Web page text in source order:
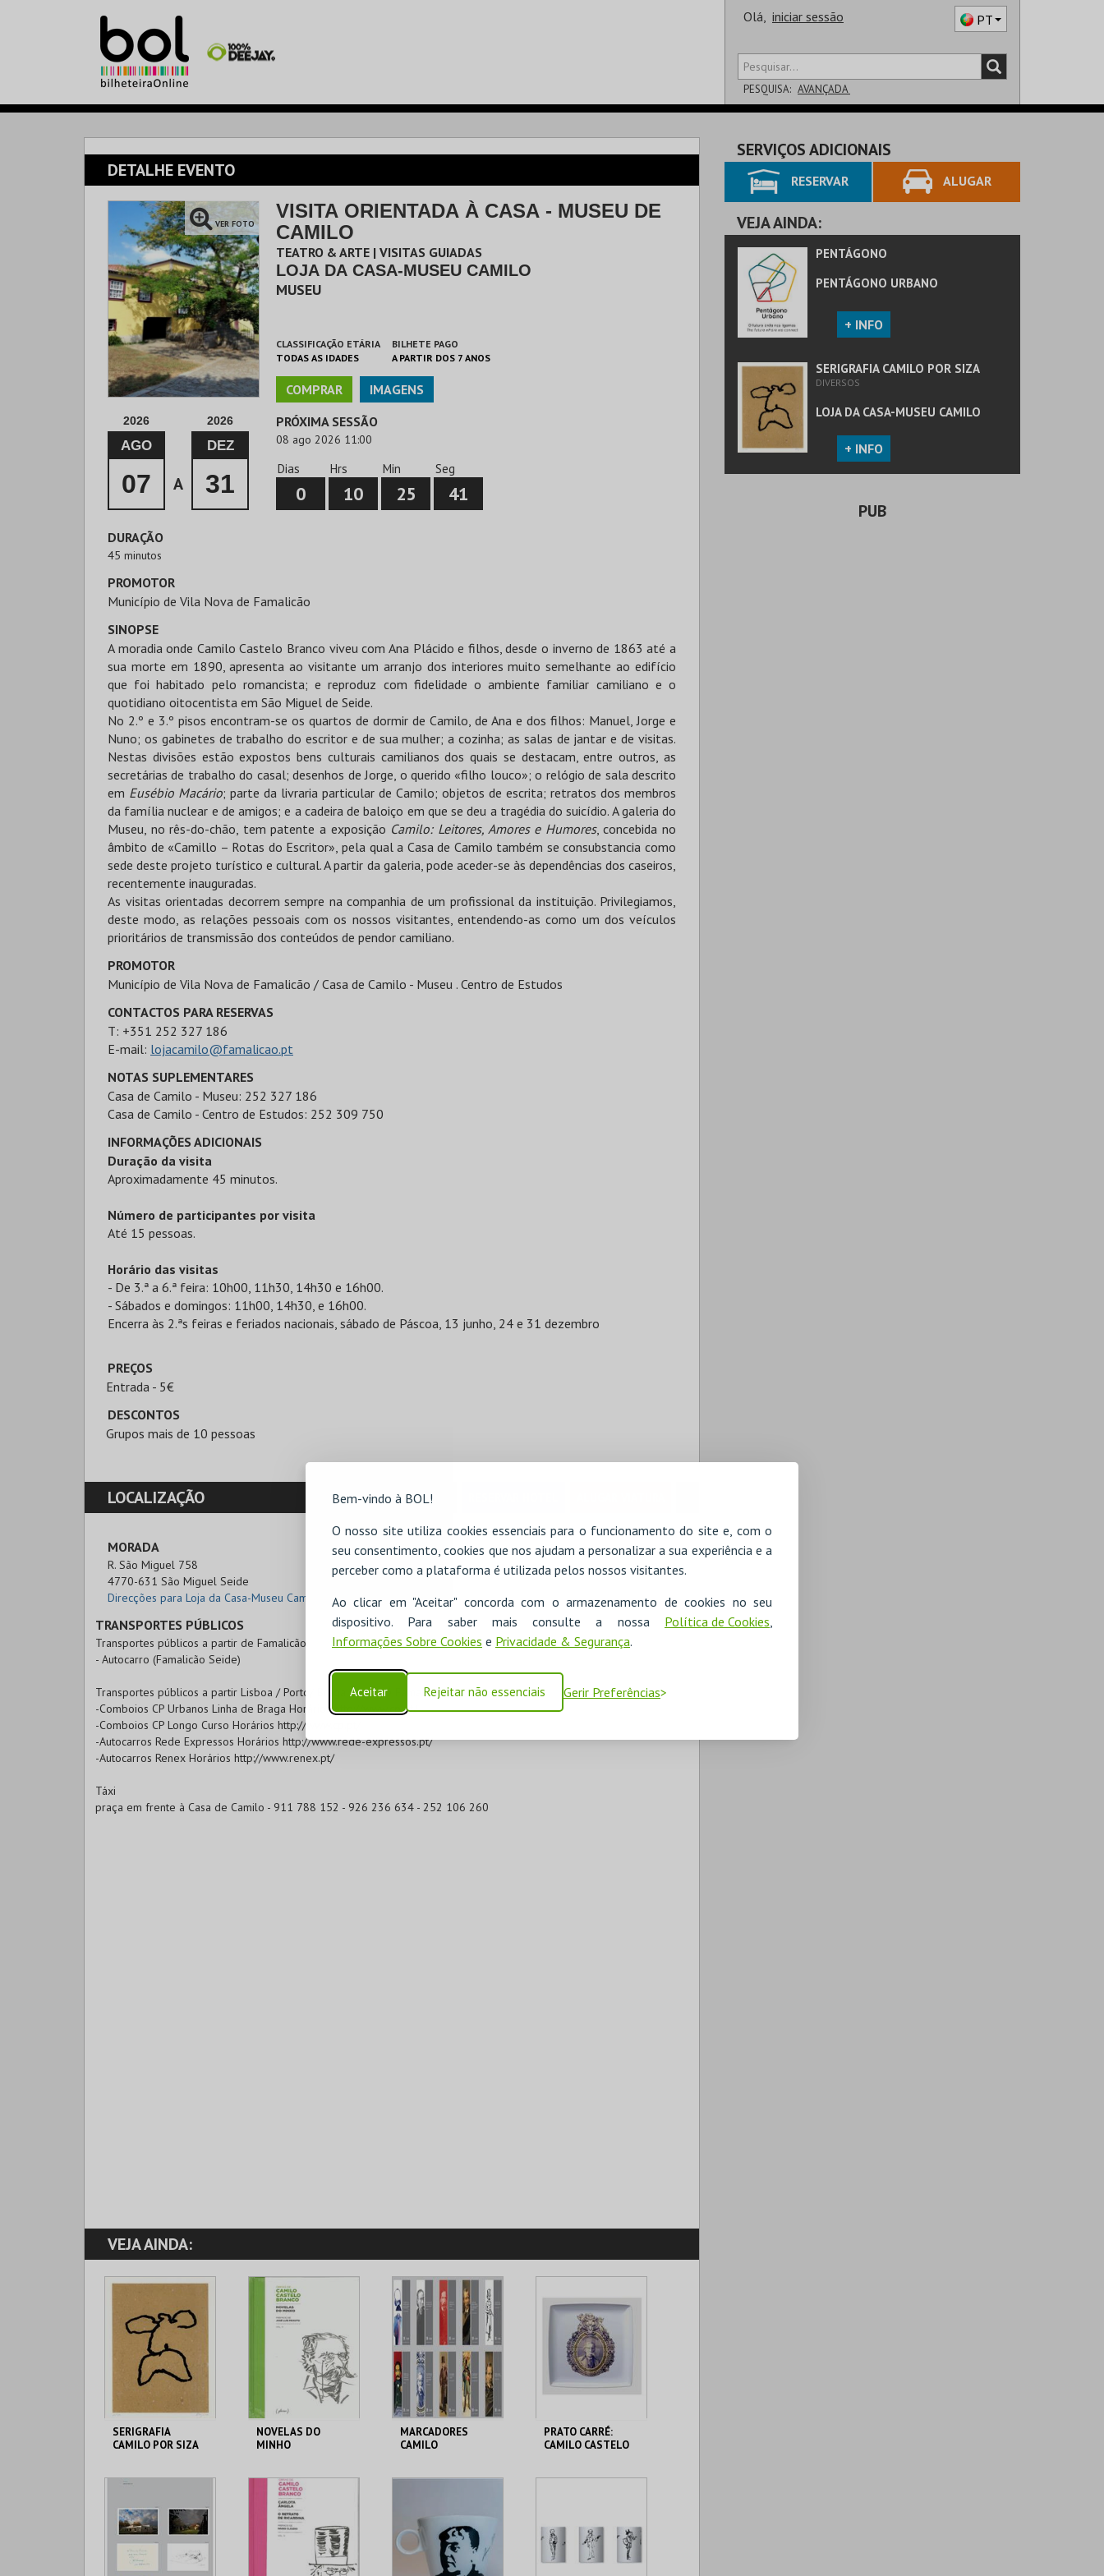
Bem-vindo à BOL!
O nosso site utiliza cookies essenciais para o funcionamento do site e, com o
seu consentimento, cookies que nos ajudam a personalizar a sua experiência e a
perceber como a plataforma é utilizada pelos nossos visitantes.
Ao clicar em "Aceitar" concorda com o armazenamento de cookies no seu
dispositivo. Para saber mais consulte a nossa Política de Cookies
Informações Sobre Cookies e Privacidade & Segurança.
Aceitar Rejeitar não essenciais Gerir Preferências
Olá, iniciar sessão PT
PESQUISA: AVANÇADA
SALA
DETALHE EVENTO
VER FOTO
VISITA ORIENTADA À CASA - MUSEU DE
CAMILO
TEATRO & ARTE | VISITAS GUIADAS
LOJA DA CASA-MUSEU CAMILO
MUSEU
CLASSIFICAÇÃO ETÁRIA
TODAS AS IDADES
BILHETE PAGO
A PARTIR DOS 7 ANOS
COMPRAR IMAGENS
2026
AGO
07 A
2026
DEZ
31
PRÓXIMA SESSÃO
08 ago 2026 11:00
Dias
0
Hrs
10
Min
25
Seg
40
DURAÇÃO
45 minutos
PROMOTOR
Município de Vila Nova de Famalicão
SINOPSE
A moradia onde Camilo Castelo Branco viveu com Ana Plácido e filhos, desde o inverno de 1863 até a
sua morte em 1890, apresenta ao visitante um arranjo dos interiores muito semelhante ao edifício
que foi habitado pelo romancista; e reproduz com fidelidade o ambiente familiar camiliano e o
quotidiano oitocentista em São Miguel de Seide.
No 2.º e 3.º pisos encontram-se os quartos de dormir de Camilo, de Ana e dos filhos: Manuel, Jorge e
Nuno; os gabinetes de trabalho do escritor e de sua mulher; a cozinha; as salas de jantar e de visitas.
Nestas divisões estão expostos bens culturais camilianos dos quais se destacam, entre outros, as
secretárias de trabalho do casal; desenhos de Jorge, o querido «filho louco»; o relógio de sala descrito
em Eusébio Macário; parte da livraria particular de Camilo; objetos de escrita; retratos dos membros
da família nuclear e de amigos; e a cadeira de baloiço em que se deu a tragédia do suicídio. A galeria do
Museu, no rês-do-chão, tem patente a exposição Camilo: Leitores, Amores e Humores, concebida no
âmbito de «Camillo – Rotas do Escritor», pela qual a Casa de Camilo também se consubstancia como
sede deste projeto turístico e cultural. A partir da galeria, pode aceder-se às dependências dos caseiros,
recentemente inauguradas.
As visitas orientadas decorrem sempre na companhia de um profissional da instituição. Privilegiamos,
deste modo, as relações pessoais com os nossos visitantes, entendendo-as como um dos veículos
prioritários de transmissão dos conteúdos de pendor camiliano.
PROMOTOR
Município de Vila Nova de Famalicão / Casa de Camilo - Museu . Centro de Estudos
CONTACTOS PARA RESERVAS
T: +351 252 327 186
E-mail: lojacamilo@famalicao.pt
NOTAS SUPLEMENTARES
Casa de Camilo - Museu: 252 327 186
Casa de Camilo - Centro de Estudos: 252 309 750
INFORMAÇÕES ADICIONAIS
Duração da visita
Aproximadamente 45 minutos.
Número de participantes por visita
Até 15 pessoas.
Horário das visitas
- De 3.ª a 6.ª feira: 10h00, 11h30, 14h30 e 16h00.
- Sábados e domingos: 11h00, 14h30, e 16h00.
Encerra às 2.ªs feiras e feriados nacionais, sábado de Páscoa, 13 junho, 24 e 31 dezembro
PREÇOS
Entrada - 5€
DESCONTOS
Grupos mais de 10 pessoas
LOCALIZAÇÃO
MORADA
R. São Miguel 758
4770-631 São Miguel Seide
Direcções para Loja da Casa-Museu Camilo
TRANSPORTES PÚBLICOS
Transportes públicos a partir de Famalicão:
- Autocarro (Famalicão Seide)
Transportes públicos a partir Lisboa / Porto/ Braga / etc. até Famalicão:
-Comboios CP Urbanos Linha de Braga Horários http://www.cp.pt/
-Comboios CP Longo Curso Horários http://www.cp.pt/
-Autocarros Rede Expressos Horários http://www.rede-expressos.pt/
-Autocarros Renex Horários http://www.renex.pt/
Táxi
praça em frente à Casa de Camilo - 911 788 152 - 926 236 634 - 252 106 260
VEJA AINDA:
SERIGRAFIA
CAMILO POR SIZA
MUSEU CAMILO
MAIS INFO
COMPRAR
NOVELAS DO
MINHO
MUSEU CAMILO
MAIS INFO
COMPRAR
MARCADORES
CAMILO
MUSEU CAMILO
MAIS INFO
COMPRAR
PRATO CARRÉ:
CAMILO CASTELO
MUSEU CAMILO
MAIS INFO
SERVIÇOS ADICIONAIS
RESERVAR ALUGAR
VEJA AINDA:
PENTÁGONO
PENTÁGONO URBANO
+ INFO
SERIGRAFIA CAMILO POR SIZA
DIVERSOS
LOJA DA CASA-MUSEU CAMILO
+ INFO
PUB